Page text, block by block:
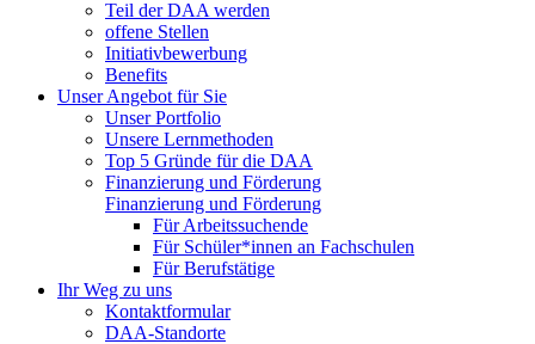
Teil der DAA werden
offene Stellen
Initiativbewerbung
Benefits
Unser Angebot für Sie
Unser Portfolio
Unsere Lernmethoden
Top 5 Gründe für die DAA
Finanzierung und Förderung
Finanzierung und Förderung
Für Arbeitssuchende
Für Schüler*innen an Fachschulen
Für Berufstätige
Ihr Weg zu uns
Kontaktformular
DAA-Standorte